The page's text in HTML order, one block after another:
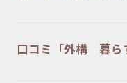
口コミ「外構 暮ら